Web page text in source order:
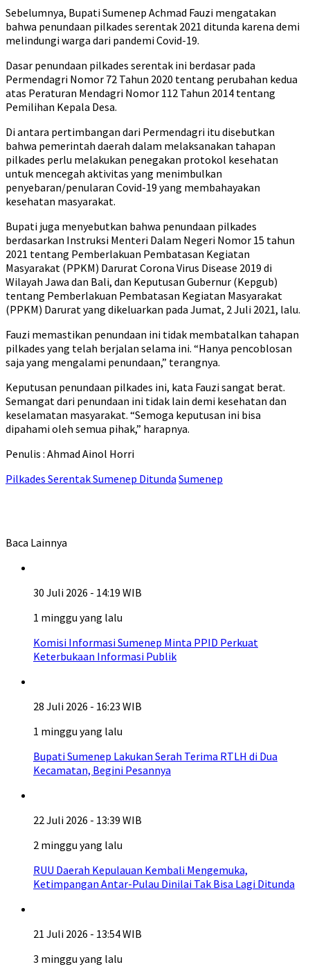
Sebelumnya, Bupati Sumenep Achmad Fauzi mengatakan
bahwa penundaan pilkades serentak 2021 ditunda karena demi
melindungi warga dari pandemi Covid-19.
Dasar penundaan pilkades serentak ini berdasar pada
Permendagri Nomor 72 Tahun 2020 tentang perubahan kedua
atas Peraturan Mendagri Nomor 112 Tahun 2014 tentang
Pemilihan Kepala Desa.
Di antara pertimbangan dari Permendagri itu disebutkan
bahwa pemerintah daerah dalam melaksanakan tahapan
pilkades perlu melakukan penegakan protokol kesehatan
untuk mencegah aktivitas yang menimbulkan
penyebaran/penularan Covid-19 yang membahayakan
kesehatan masyarakat.
Bupati juga menyebutkan bahwa penundaan pilkades
berdasarkan Instruksi Menteri Dalam Negeri Nomor 15 tahun
2021 tentang Pemberlakuan Pembatasan Kegiatan
Masyarakat (PPKM) Darurat Corona Virus Disease 2019 di
Wilayah Jawa dan Bali, dan Keputusan Gubernur (Kepgub)
tentang Pemberlakuan Pembatasan Kegiatan Masyarakat
(PPKM) Darurat yang dikeluarkan pada Jumat, 2 Juli 2021, lalu.
Fauzi memastikan penundaan ini tidak membatalkan tahapan
pilkades yang telah berjalan selama ini. “Hanya pencoblosan
saja yang mengalami penundaan,” terangnya.
Keputusan penundaan pilkades ini, kata Fauzi sangat berat.
Semangat dari penundaan ini tidak lain demi kesehatan dan
keselamatan masyarakat. “Semoga keputusan ini bisa
dipahami oleh semua pihak,” harapnya.
Penulis : Ahmad Ainol Horri
Pilkades Serentak Sumenep Ditunda Sumenep
Baca Lainnya
30 Juli 2026 - 14:19 WIB
1 minggu yang lalu
Komisi Informasi Sumenep Minta PPID Perkuat
Keterbukaan Informasi Publik
28 Juli 2026 - 16:23 WIB
1 minggu yang lalu
Bupati Sumenep Lakukan Serah Terima RTLH di Dua
Kecamatan, Begini Pesannya
22 Juli 2026 - 13:39 WIB
2 minggu yang lalu
RUU Daerah Kepulauan Kembali Mengemuka,
Ketimpangan Antar-Pulau Dinilai Tak Bisa Lagi Ditunda
21 Juli 2026 - 13:54 WIB
3 minggu yang lalu